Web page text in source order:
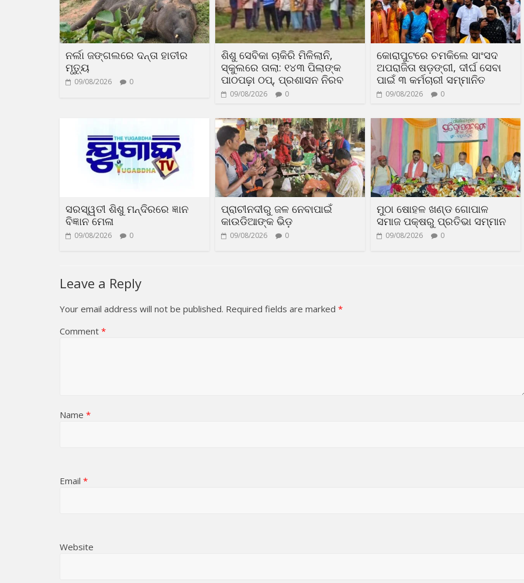
ନର୍ଲା ଜଙ୍ଗଲରେ ଦନ୍ତା ହାତୀର
ମୃତ୍ୟୁ
09/08/2026 0
ଶିଶୁ ସେବିକା ଚାକିରି ମିଳିଲାନି,
ସ୍କୁଲରେ ତାଲା: ୧୪୩ ପିଲାଙ୍କ
ପାଠପଢ଼ା ଠପ୍, ପ୍ରଶାସନ ନିରବ
09/08/2026 0
କୋରାପୁଟରେ ଚମକିଲେ ସାଂସଦ
ଅପରାଜିତା ଷଡ଼ଙ୍ଗୀ, ଦୀର୍ଘ ସେବା
ପାଇଁ ୩ କର୍ମଚାରୀ ସମ୍ମାନିତ
09/08/2026 0
ସରସ୍ୱତୀ ଶିଶୁ ମନ୍ଦିରରେ ଜ୍ଞାନ
ବିଜ୍ଞାନ ମେଳା
09/08/2026 0
ପ୍ରାଚୀନଦୀରୁ ଜଳ ନେବାପାଇଁ
କାଉଡିଆଙ୍କ ଭିଡ଼
09/08/2026 0
ମୁଠା ଷୋହଳ ଖଣ୍ଡ ଗୋପାଳ
ସମାଜ ପକ୍ଷରୁ ପ୍ରତିଭା ସମ୍ମାନ
09/08/2026 0
Leave a Reply
Your email address will not be published. Required fields are marked *
Comment *
Name *
Email *
Website